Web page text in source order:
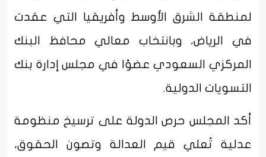
لمنطقة الشرق الأوسط وأفريقيا التي عقدت
في الرياض، وبانتخاب معالي محافظ البنك
المركزي السعودي عضوًا في مجلس إدارة بنك
التسويات الدولية.
أكد المجلس حرص الدولة على ترسيخ منظومة
عدلية تُعلي قيم العدالة وتصون الحقوق،